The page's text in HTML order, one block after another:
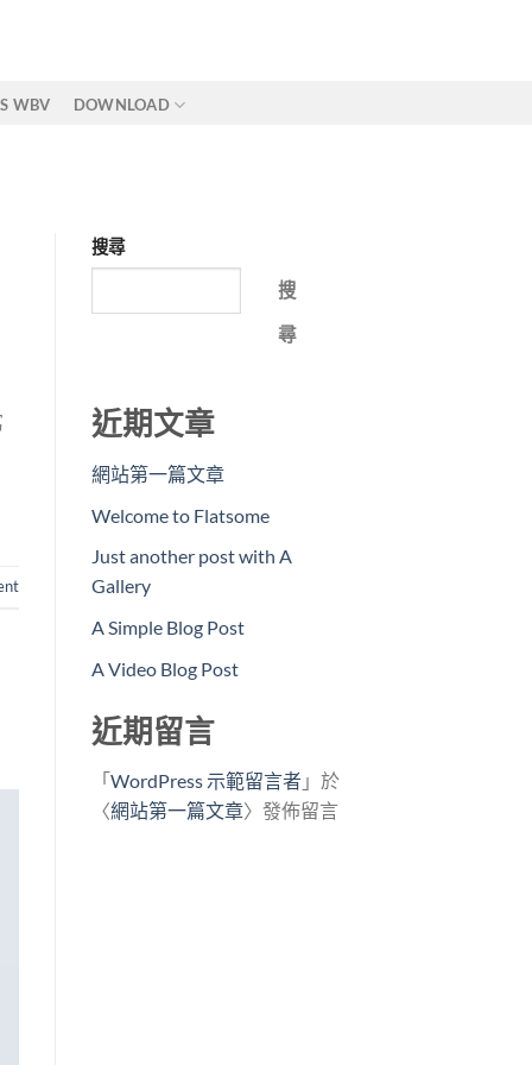
WBV DOWNLOAD
搜尋
搜
尋
近期文章
網站第一篇文章
Welcome to Flatsome
Just another post with A
Gallery
A Simple Blog Post
A Video Blog Post
近期留言
「 WordPress 示範留言者 」於
〈網站第一篇文章〉發佈留言